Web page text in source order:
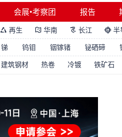
会展•考察团 报告
 再生  华南  长江  半
锑 钨钼 铟镓锗 铋硒碲
建筑钢材 热卷 冷镀 铁矿石